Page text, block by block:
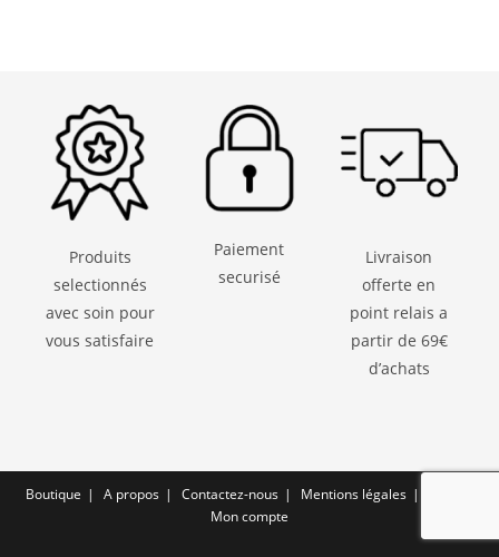
Produits
selectionnés
avec soin pour
vous satisfaire
Paiement
securisé
Livraison
offerte en
point relais a
partir de 69€
d’achats
Boutique A propos Contactez-nous Mentions légales
Mon compte